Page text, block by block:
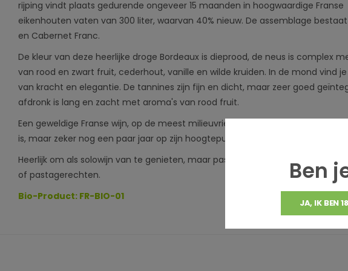
Ben
JA, IK BEN
rijping vindt plaats gedurende ongeveer 15 maanden in hoogwaardige Franse
eikenhouten vaten van 300 liter, waarvan 40% nieuw. De assemblage
en Cabernet Franc.
De kleur van deze heerlijke droge Bordeaux is dieprood, de neus is complex
van rood en zwart fruit, cederhout, vanille en wilde kruiden. In de mond vind
van kracht en elegantie. De tannines zijn fijn en dicht, maar zeer goed
afdronk is lang en zacht met aroma's van rood fruit.
Een geweldige Franse wijn, op de meest milieuvriendelijke wijze gemaakt, die
is, maar zeker nog een paar jaar op zijn hoogtepunt moet blijven.
Heerlijk om als solowijn van te genieten, maar past ook goed bij gegrild vlees,
of pastagerechten.
Bio-Product: FR-BIO-01